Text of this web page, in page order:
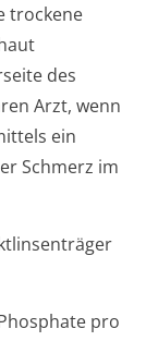
trockene
des
Arzt, wenn
ein
Schmerz im
pro